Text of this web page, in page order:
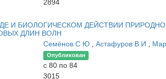
2894
И БИОЛОГИЧЕСКОМ ДЕЙСТВИИ
ДЛИН ВОЛН
Семёнов С Ю , Астафуров В И ,
Опубликован
с 80 по 84
3015